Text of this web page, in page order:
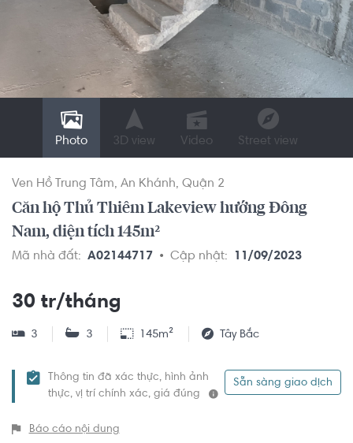
Photo 3D view Video Street view
Ven Hồ Trung Tâm An Khánh Quận 2
Căn hộ Thủ Thiêm Lakeview hướng Đông
Nam, diện tích 145m²
Mã nhà đất: A02144717 Cập nhật: 11/09/2023
30 tr/tháng
3 3 145m² Tây Bắc
Thông tin đã xác thực, hình ảnh
thực, vị trí chính xác, giá đúng
Sẵn sàng giao dịch
Báo cáo nội dung